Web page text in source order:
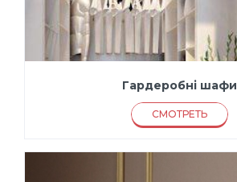
Гардеробні шафи
СМОТРЕТЬ